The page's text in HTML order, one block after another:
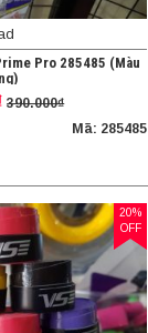
Pro 285485 (Màu
390.000₫
Mã: 285485
20%
OFF